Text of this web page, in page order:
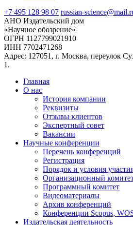
+7 495 128 98 07 russian-
АНО Издательский дом
«Научное обозрение»
ОГРН 1127799021910
ИНН 7702471268
Адрес: 127051, г. Москва, переулок
1.
Главная
О нас
История компании
Реквизиты
Отзывы клиентов
Экспертный совет
Вакансии
Научные конференции
Перечень конференций
Регистрация
Порядок и условия
Организационный
Программный комитет
Видеоматериалы
Архив конференций
Конференции Scopus,
Издательская деятельность